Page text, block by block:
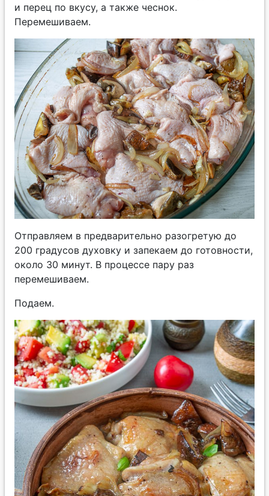
и перец по вкусу, а также чеснок.
Перемешиваем.
Отправляем в предварительно разогретую до
200 градусов духовку и запекаем до готовности,
около 30 минут. В процессе пару раз
перемешиваем.
Подаем.